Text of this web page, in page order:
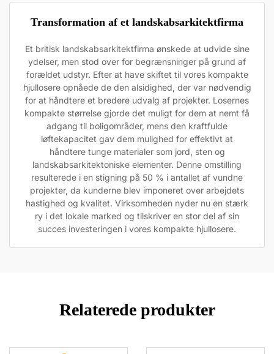
Transformation af et landskabsarkitektfirma
Et britisk landskabsarkitektfirma ønskede at udvide sine
ydelser, men stod over for begrænsninger på grund af
forældet udstyr. Efter at have skiftet til vores kompakte
hjullosere opnåede de den alsidighed, der var nødvendig
for at håndtere et bredere udvalg af projekter. Losernes
kompakte størrelse gjorde det muligt for dem at nemt få
adgang til boligområder, mens den kraftfulde
løftekapacitet gav dem mulighed for effektivt at
håndtere tunge materialer som jord, sten og
landskabsarkitektoniske elementer. Denne omstilling
resulterede i en stigning på 50 % i antallet af vundne
projekter, da kunderne blev imponeret over arbejdets
hastighed og kvalitet. Virksomheden nyder nu en stærk
ry i det lokale marked og tilskriver en stor del af sin
succes investeringen i vores kompakte hjullosere.
Relaterede produkter